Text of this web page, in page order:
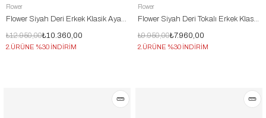
Flower
Flower Siyah Deri Erkek Klasik Ayakkabı
₺10.360,00
₺12.950,00
2.ÜRÜNE %30 İNDİRİM
Flower
Flower Siyah Deri Tokalı Erkek Klasik Ayakkabı
₺7.960,00
₺9.950,00
2.ÜRÜNE %30 İNDİRİM